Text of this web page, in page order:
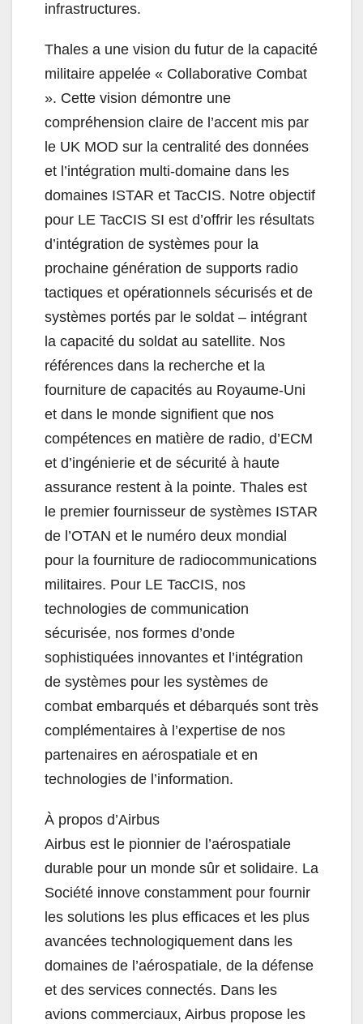
infrastructures.
Thales a une vision du futur de la capacité
militaire appelée « Collaborative Combat
». Cette vision démontre une
compréhension claire de l’accent mis par
le UK MOD sur la centralité des données
et l’intégration multi-domaine dans les
domaines ISTAR et TacCIS. Notre objectif
pour LE TacCIS SI est d’offrir les résultats
d’intégration de systèmes pour la
prochaine génération de supports radio
tactiques et opérationnels sécurisés et de
systèmes portés par le soldat – intégrant
la capacité du soldat au satellite. Nos
références dans la recherche et la
fourniture de capacités au Royaume-Uni
et dans le monde signifient que nos
compétences en matière de radio, d’ECM
et d’ingénierie et de sécurité à haute
assurance restent à la pointe. Thales est
le premier fournisseur de systèmes ISTAR
de l’OTAN et le numéro deux mondial
pour la fourniture de radiocommunications
militaires. Pour LE TacCIS, nos
technologies de communication
sécurisée, nos formes d’onde
sophistiquées innovantes et l’intégration
de systèmes pour les systèmes de
combat embarqués et débarqués sont très
complémentaires à l’expertise de nos
partenaires en aérospatiale et en
technologies de l’information.
À propos d’Airbus
Airbus est le pionnier de l’aérospatiale
durable pour un monde sûr et solidaire. La
Société innove constamment pour fournir
les solutions les plus efficaces et les plus
avancées technologiquement dans les
domaines de l’aérospatiale, de la défense
et des services connectés. Dans les
avions commerciaux, Airbus propose les